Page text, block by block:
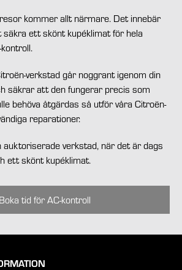
kommer allt närmare. Det innebär
ett skönt kupéklimat för hela
verkstad går noggrant igenom din
säkrar att den fungerar precis som
behöva åtgärdas så utför våra Citroën-
reparationer.
auktoriserade verkstad, när det är dags
ett skönt kupéklimat.
Boka tid för AC-kontroll